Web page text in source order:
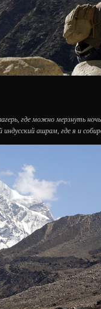
где можно мерзнуть
ашрам, где я и